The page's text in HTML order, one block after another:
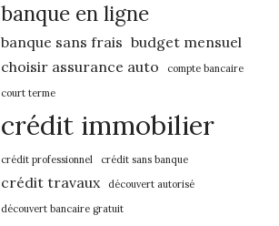
banque en ligne
banque sans frais budget mensuel
choisir assurance auto
compte bancaire
court terme
crédit immobilier
crédit professionnel crédit sans banque
crédit travaux
découvert autorisé
découvert bancaire gratuit